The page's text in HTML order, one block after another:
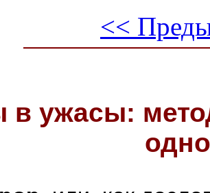
<<
в ужасы: